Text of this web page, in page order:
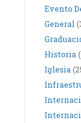
Evento
General
Historia
Iglesia